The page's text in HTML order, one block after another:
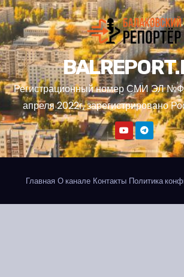
Регистрационный номер СМИ ЭЛ
апреля 2022г, зарегистрировано
Главная О канале Контакты Политика